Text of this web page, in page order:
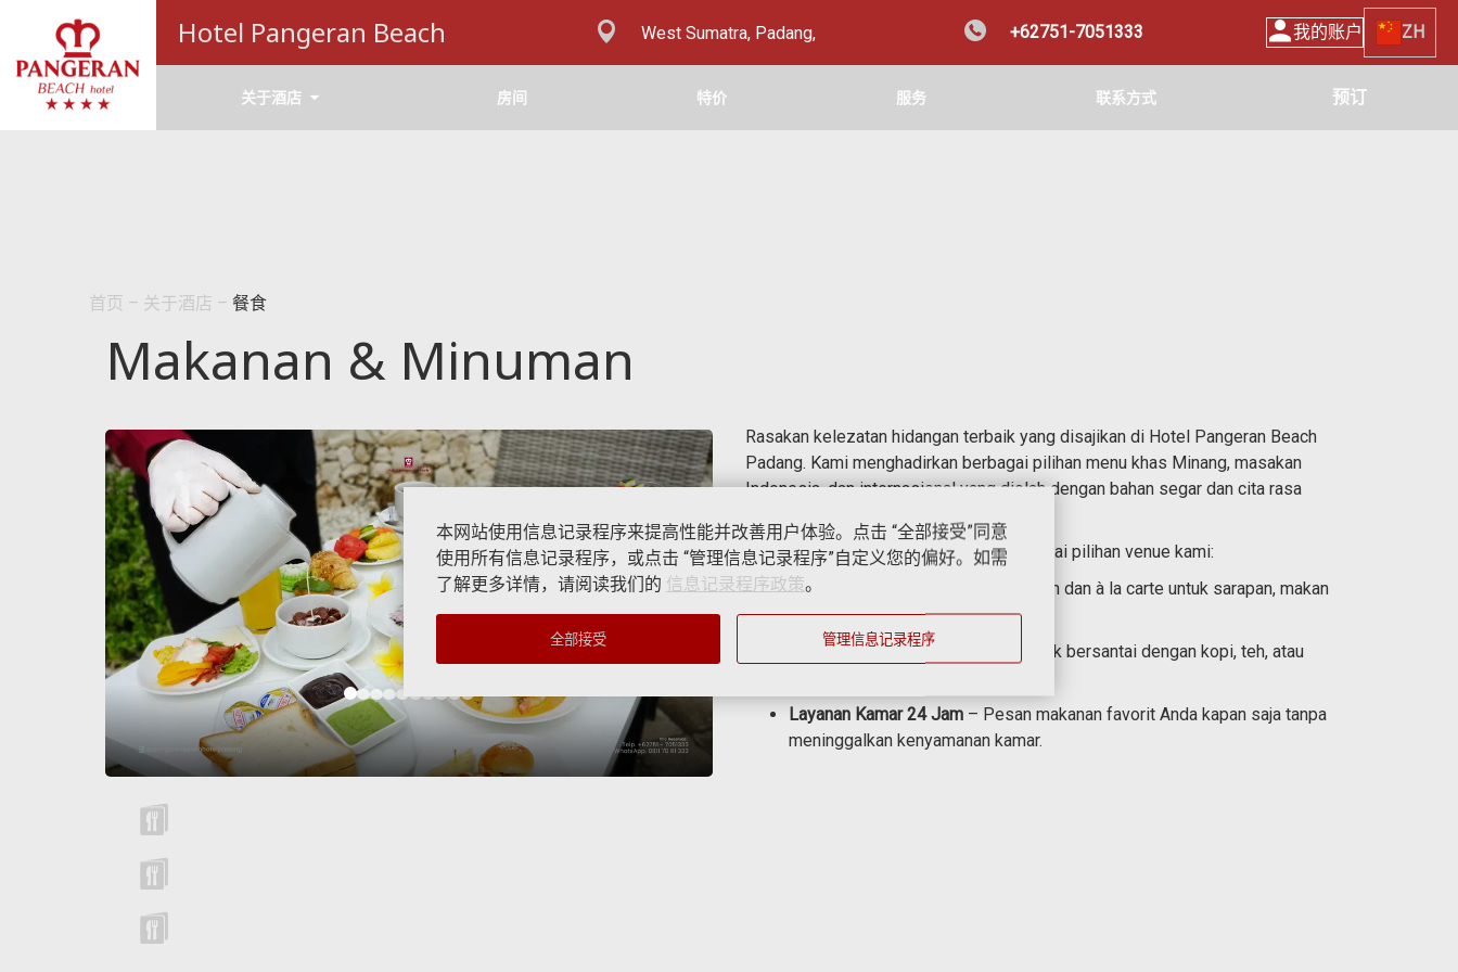
本网站使用信息记录程序来提高性能并改善用户体验。点击 “全部接受”同意
使用所有信息记录程序，或点击 “管理信息记录程序”自定义您的偏好。如需
了解更多详情，请阅读我们的 信息记录程序政策。
全部接受 管理信息记录程序
Hotel Pangeran Beach West Sumatra, Padang, +62751-7051333 我的账户 ZH
关于酒店 房间 特价 服务 联系方式 预订
首页 – 关于酒店 – 餐食
Makanan & Minuman
Rasakan kelezatan hidangan terbaik yang disajikan di Hotel Pangeran Beach
Padang. Kami menghadirkan berbagai pilihan menu khas Minang, masakan
Indonesia, dan internasional yang diolah dengan bahan segar dan cita rasa
Nikmati pengalaman bersantap di berbagai pilihan venue kami:
Restoran Utama
– Sajian prasmanan dan à la carte untuk sarapan, makan
siang, dan makan malam.
Kafe & Lounge– Tempat ideal untuk bersantai dengan kopi, teh, atau
Layanan Kamar 24 Jam – Pesan makanan favorit Anda kapan saja tanpa
meninggalkan kenyamanan kamar.